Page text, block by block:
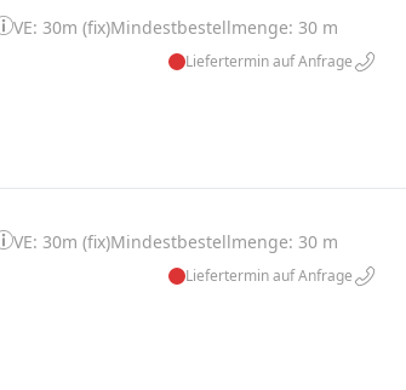
VE: 30m (fix)Mindestbestellmenge: 30 m
Liefertermin auf Anfrage
VE: 30m (fix)Mindestbestellmenge: 30 m
Liefertermin auf Anfrage